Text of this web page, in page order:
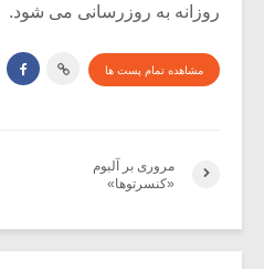
روزانه به روزرسانی می شود.
مشاهده تمام پست ها
مروری بر آلبوم
«کنسرتوها»